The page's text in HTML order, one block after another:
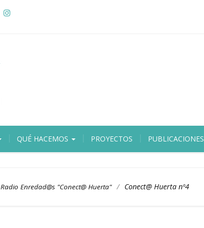
QUÉ HACEMOS PROYECTOS PUBLICACIONES
Radio Enredad@s "Conect@ Huerta" / Conect@ Huerta nº4